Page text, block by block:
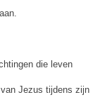
die leven
Jezus tijdens zijn